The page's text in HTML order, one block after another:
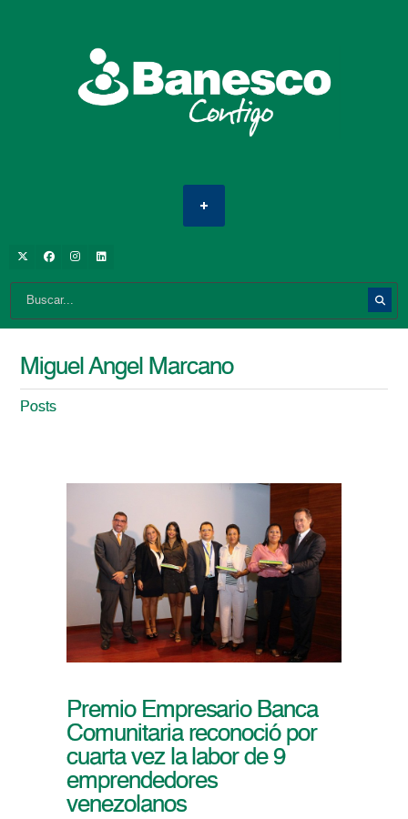
Miguel Angel Marcano
Posts
Premio Empresario Banca
Comunitaria reconoció por
cuarta vez la labor de 9
emprendedores
venezolanos